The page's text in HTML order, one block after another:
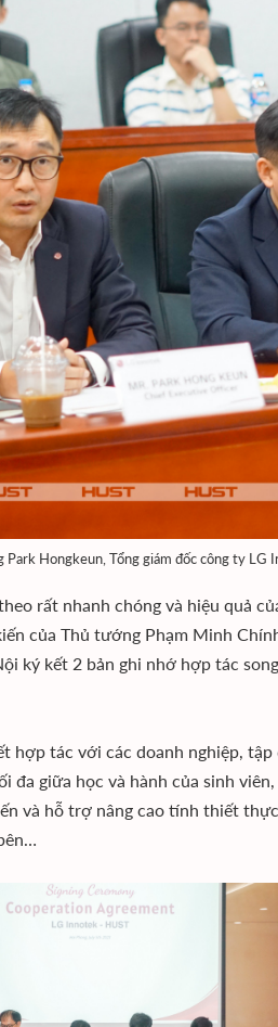
Park Hongkeun, Tổng giám đốc công ty LG
rất nhanh chóng và hiệu quả
của Thủ tướng Phạm Minh
ký kết 2 bản ghi nhớ hợp tác
hợp tác với các doanh nghiệp,
đa giữa học và hành của sinh
và hỗ trợ nâng cao tính thiết